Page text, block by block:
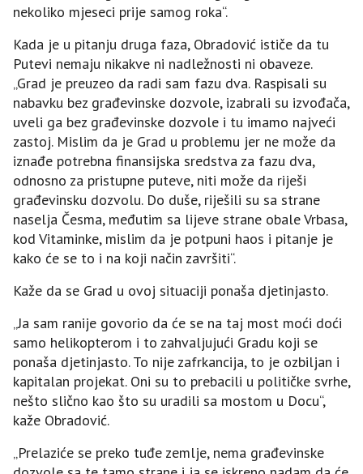
nekoliko mjeseci prije samog roka“.
Kada je u pitanju druga faza, Obradović ističe da tu
Putevi nemaju nikakve ni nadležnosti ni obaveze.
„Grad je preuzeo da radi sam fazu dva. Raspisali su
nabavku bez građevinske dozvole, izabrali su izvođača,
uveli ga bez građevinske dozvole i tu imamo najveći
zastoj. Mislim da je Grad u problemu jer ne može da
iznađe potrebna finansijska sredstva za fazu dva,
odnosno za pristupne puteve, niti može da riješi
građevinsku dozvolu. Do duše, riješili su sa strane
naselja Česma, međutim sa lijeve strane obale Vrbasa,
kod Vitaminke, mislim da je potpuni haos i pitanje je
kako će se to i na koji način završiti“.
Kaže da se Grad u ovoj situaciji ponaša djetinjasto.
„Ja sam ranije govorio da će se na taj most moći doći
samo helikopterom i to zahvaljujući Gradu koji se
ponaša djetinjasto. To nije zafrkancija, to je ozbiljan i
kapitalan projekat. Oni su to prebacili u političke svrhe,
nešto slično kao što su uradili sa mostom u Docu“,
kaže Obradović.
„Prelaziće se preko tuđe zemlje, nema građevinske